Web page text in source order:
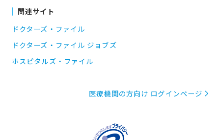
関連サイト
ドクターズ・ファイル
ドクターズ・ファイル ジョブズ
ホスピタルズ・ファイル
医療機関の方向け ログインページ